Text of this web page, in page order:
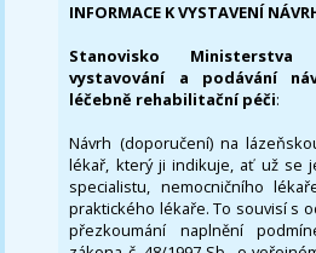
INFORMACE K VYSTAVENÍ
Stanovisko
vystavování a podávání
léčebně rehabilitační péči:
Návrh (doporučení) na
lékař, který ji indikuje, ať už se
specialistu, nemocničního
praktického lékaře. To souvisí s
přezkoumání naplnění